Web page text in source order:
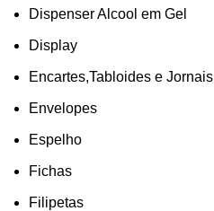
Dispenser Alcool em Gel
Display
Encartes,Tabloides e Jornais
Envelopes
Espelho
Fichas
Filipetas